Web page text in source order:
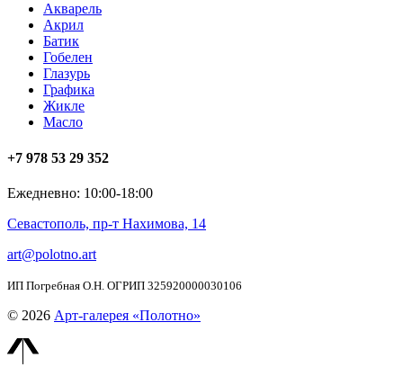
Акварель
Акрил
Батик
Гобелен
Глазурь
Графика
Жикле
Масло
+7 978 53 29 352
Ежедневно: 10:00-18:00
Севастополь, пр-т Нахимова, 14
art@polotno.art
ИП Погребная О.Н. ОГРИП 325920000030106
© 2026 Арт-галерея «Полотно»